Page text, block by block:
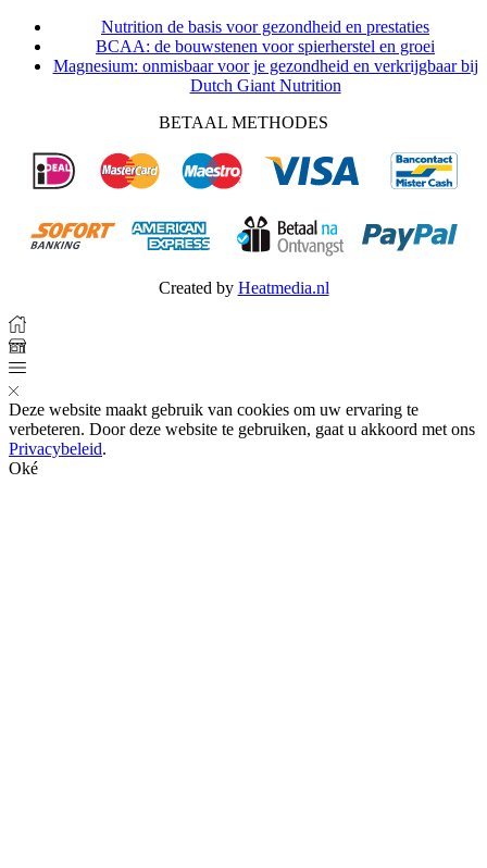
Nutrition de basis voor gezondheid en prestaties
BCAA: de bouwstenen voor spierherstel en groei
Magnesium: onmisbaar voor je gezondheid en verkrijgbaar bij
Dutch Giant Nutrition
BETAAL METHODES
Created by Heatmedia.nl
Deze website maakt gebruik van cookies om uw ervaring te
verbeteren. Door deze website te gebruiken, gaat u akkoord met ons
Privacybeleid.
Oké